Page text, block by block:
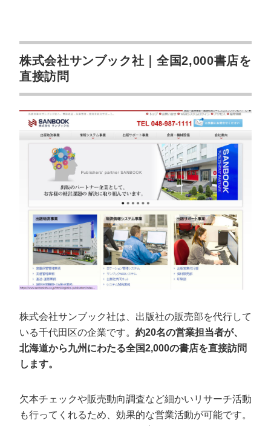
株式会社サンブック社｜全国2,000書店を
直接訪問
株式会社サンブック社は、出版社の販売部を代行して
いる千代田区の企業です。 約20名の営業担当者が、
北海道から九州にわたる全国2,000の書店を直接訪問
します。
欠本チェックや販売動向調査など細かいリサーチ活動
も行ってくれるため、効果的な営業活動が可能です。